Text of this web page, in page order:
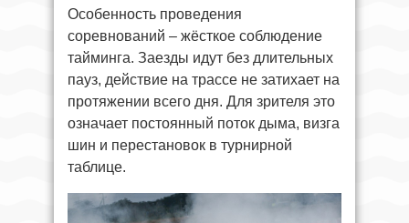
Особенность проведения
соревнований – жёсткое соблюдение
тайминга. Заезды идут без длительных
пауз, действие на трассе не затихает на
протяжении всего дня. Для зрителя это
означает постоянный поток дыма, визга
шин и перестановок в турнирной
таблице.